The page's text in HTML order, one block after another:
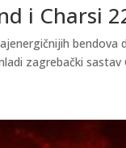
i Charsi
zagrebački sastav